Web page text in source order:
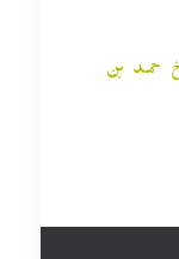
حمد بن